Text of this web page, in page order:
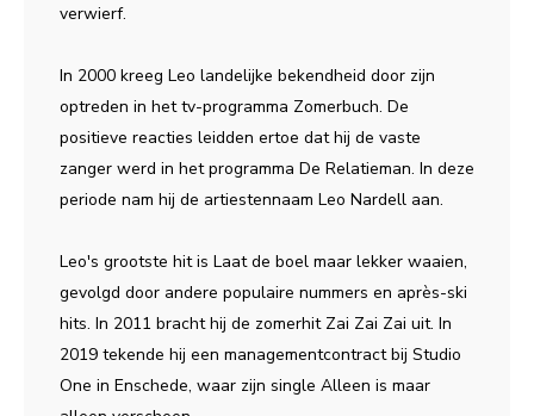
verwierf.
In 2000 kreeg Leo landelijke bekendheid door zijn
optreden in het tv-programma Zomerbuch. De
positieve reacties leidden ertoe dat hij de vaste
zanger werd in het programma De Relatieman. In deze
periode nam hij de artiestennaam Leo Nardell aan.
Leo's grootste hit is Laat de boel maar lekker waaien,
gevolgd door andere populaire nummers en après-ski
hits. In 2011 bracht hij de zomerhit Zai Zai Zai uit. In
2019 tekende hij een managementcontract bij Studio
One in Enschede, waar zijn single Alleen is maar